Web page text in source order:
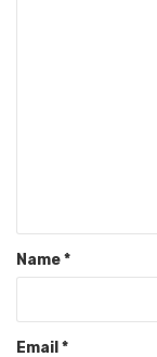
Name*
Email *